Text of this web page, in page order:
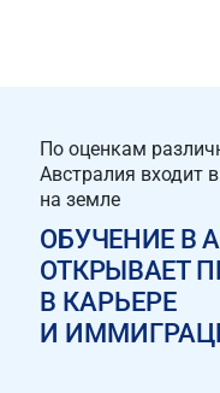
По оценкам
Австралия входит
на земле
ОБУЧЕНИЕ В
ОТКРЫВАЕТ
В КАРЬЕРЕ
И